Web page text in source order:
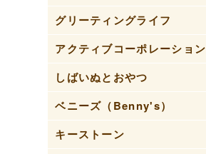
グリーティングライフ
アクティブコーポレーション
しばいぬとおやつ
ベニーズ（Benny's）
キーストーン